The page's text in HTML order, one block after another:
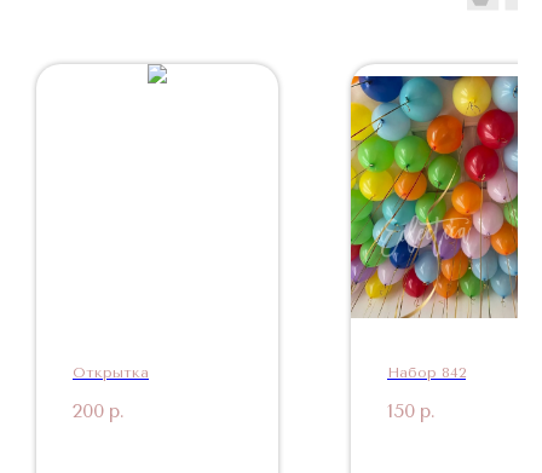
Открытка
200 р.
Набор 842
150 р.